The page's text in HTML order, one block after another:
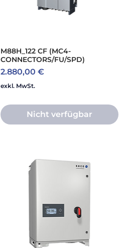
M88H_122 CF (MC4-
CONNECTORS/FU/SPD)
Preis
2.880,00 €
exkl. MwSt.
Nicht verfügbar